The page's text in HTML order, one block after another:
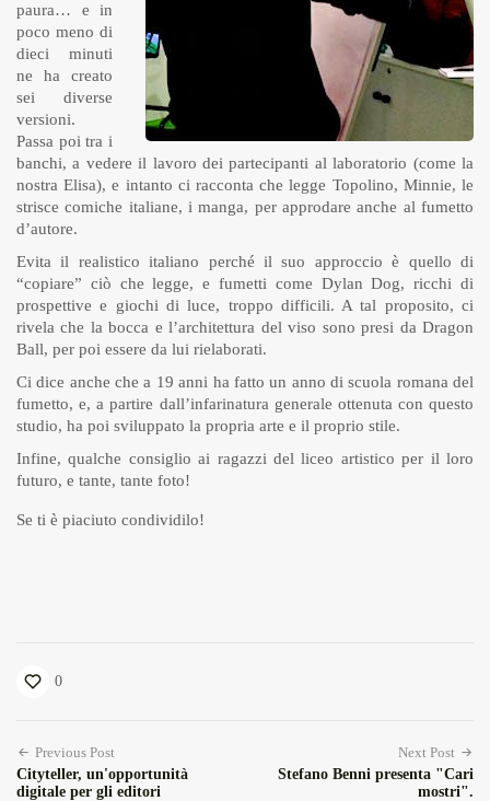
paura… e in
poco meno di
dieci minuti
ne ha creato
sei diverse
versioni.
Passa poi tra i
banchi, a vedere il lavoro dei partecipanti al laboratorio (come la
nostra Elisa), e intanto ci racconta che legge Topolino, Minnie, le
strisce comiche italiane, i manga, per approdare anche al fumetto
d’autore.
Evita il realistico italiano perché il suo approccio è quello di
“copiare” ciò che legge, e fumetti come Dylan Dog, ricchi di
prospettive e giochi di luce, troppo difficili. A tal proposito, ci
rivela che la bocca e l’architettura del viso sono presi da Dragon
Ball, per poi essere da lui rielaborati.
Ci dice anche che a 19 anni ha fatto un anno di scuola romana del
fumetto, e, a partire dall’infarinatura generale ottenuta con questo
studio, ha poi sviluppato la propria arte e il proprio stile.
Infine, qualche consiglio ai ragazzi del liceo artistico per il loro
futuro, e tante, tante foto!
Se ti è piaciuto condividilo!
0
Previous Post
Cityteller, un'opportunità
digitale per gli editori
Next Post
Stefano Benni presenta "Cari
mostri".